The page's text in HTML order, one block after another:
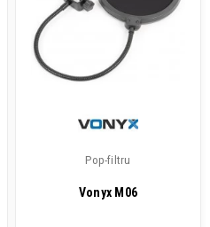
Pop-filtru
Vonyx M06